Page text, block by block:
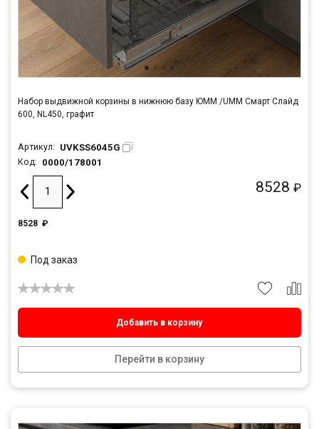
Набор выдвижной корзины в нижнюю базу ЮММ /UMM Смарт Слайд
600, NL450, графит
Артикул: UVKSS6045G
Код: 0000/178001
8528 ₽
8528 ₽
Добавить в корзину
Перейти в корзину
Под заказ